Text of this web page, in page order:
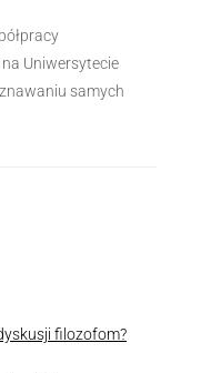
Uniwersytecie
samych
filozofom?